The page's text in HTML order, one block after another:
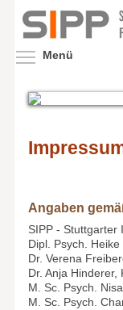
Inhalt
Menü
Angaben
SIPP - Stuttgarter
Dipl. Psych.
Dr. Verena
Dr. Anja Hinderer,
M. Sc. Psych.
M. Sc. Psych.